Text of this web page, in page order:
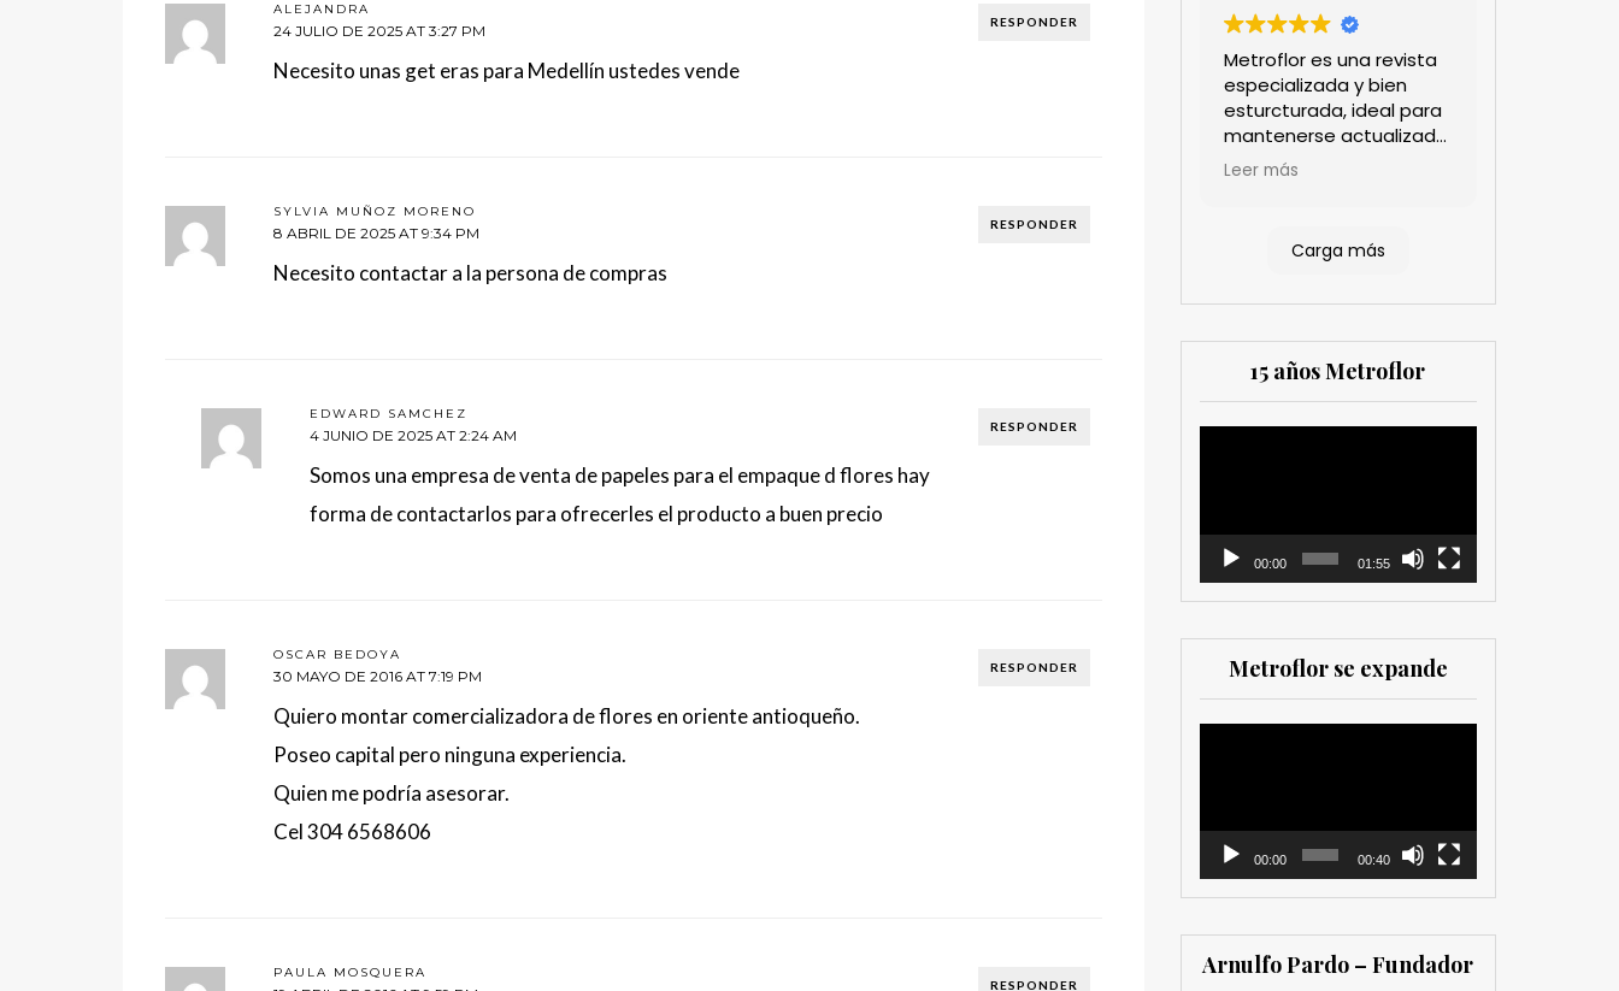
RESPONDER
ALEJANDRA
24 JULIO DE 2025 AT 3:27 PM
Necesito unas get eras para Medellín ustedes vende
RESPONDER
SYLVIA MUÑOZ MORENO
8 ABRIL DE 2025 AT 9:34 PM
Necesito contactar a la persona de compras
RESPONDER
EDWARD SAMCHEZ
4 JUNIO DE 2025 AT 2:24 AM
Somos una empresa de venta de papeles para el empaque d flores hay
forma de contactarlos para ofrecerles el producto a buen precio
RESPONDER
OSCAR BEDOYA
30 MAYO DE 2016 AT 7:19 PM
Quiero montar comercializadora de flores en oriente antioqueño.
Poseo capital pero ninguna experiencia.
Quien me podría asesorar.
Cel 304 6568606
RESPONDER
PAULA MOSQUERA
Metroflor es una revista
especializada y bien
esturcturada, ideal para
mantenerse actualizado
en el sector floricultor.
estratégica, las
sector así como los
cubrimientos de los
eventos sociales de las
compañías. Es una
que trabajan en el sector
Leer más
Carga más
15 años Metroflor
00:00 01:55
Metroflor se expande
00:00 00:40
Arnulfo Pardo – Fundador